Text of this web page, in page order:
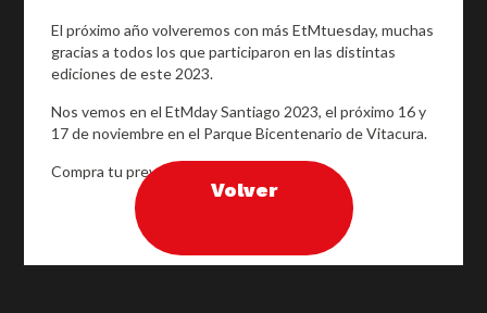
El próximo año volveremos con más EtMtuesday, muchas
gracias a todos los que participaron en las distintas
ediciones de este 2023.
Nos vemos en el EtMday Santiago 2023, el próximo 16 y
17 de noviembre en el Parque Bicentenario de Vitacura.
Compra tu preventa en www.etmday.org
Volver